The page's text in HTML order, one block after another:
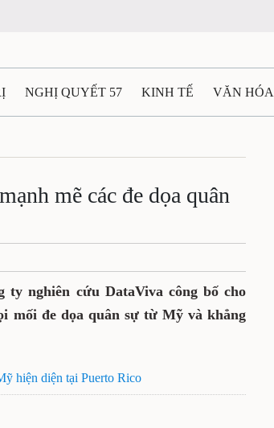
NGHỊ QUYẾT 57 KINH TẾ VĂN HÓA
MÔI TRƯỜNG THỂ THAO THÔNG TIN
mẽ các đe dọa quân
ty nghiên cứu DataViva công bố cho
mối đe dọa quân sự từ Mỹ và khẳng
hiện diện tại Puerto Rico